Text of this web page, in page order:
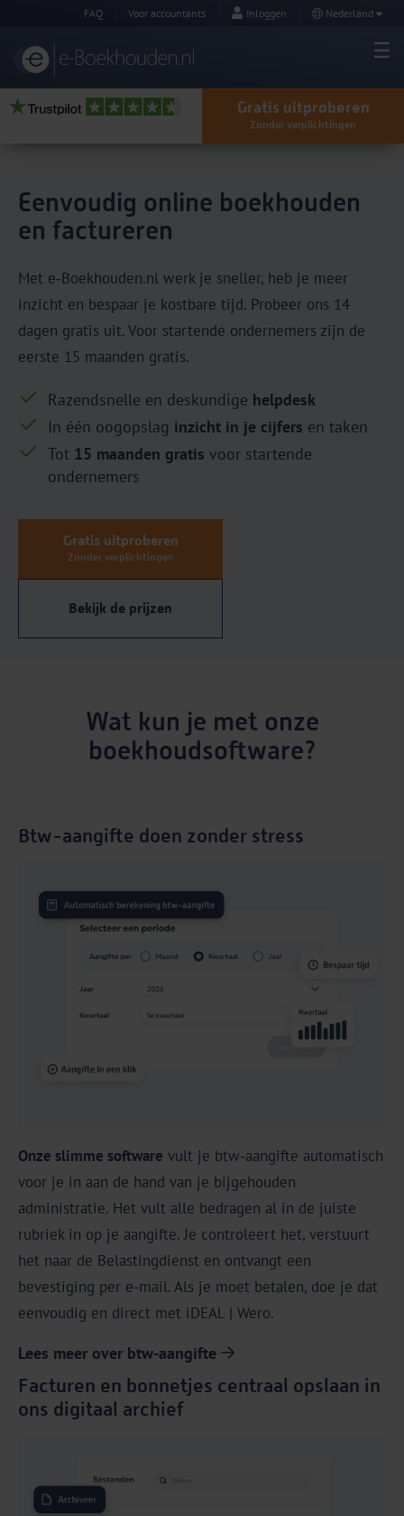
FAQ Voor accountants Inloggen Nederland
Gratis uitproberen
Zonder verplichtingen
Eenvoudig online boekhouden
en factureren
Met e‑Boekhouden.nl werk je sneller, heb je meer
inzicht en bespaar je kostbare tijd. Probeer ons 14
dagen gratis uit. Voor startende ondernemers zijn de
eerste 15 maanden gratis.
Razendsnelle en deskundige helpdesk
In één oogopslag inzicht in je cijfers en taken
Tot 15 maanden gratis voor startende
ondernemers
Gratis uitproberen
Zonder verplichtingen
Bekijk de prijzen
Wat kun je met onze
boekhoudsoftware?
Btw-aangifte doen zonder stress
Onze slimme software vult je btw-aangifte automatisch
voor je in aan de hand van je bijgehouden
administratie. Het vult alle bedragen al in de juiste
rubriek in op je aangifte. Je controleert het, verstuurt
het naar de Belastingdienst en ontvangt een
bevestiging per e-mail. Als je moet betalen, doe je dat
eenvoudig en direct met iDEAL | Wero.
Lees meer over btw-aangifte
Facturen en bonnetjes centraal opslaan in
ons digitaal archief